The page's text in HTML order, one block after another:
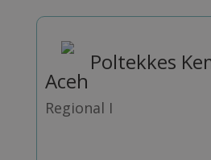
Poltekkes
Aceh
Regional I